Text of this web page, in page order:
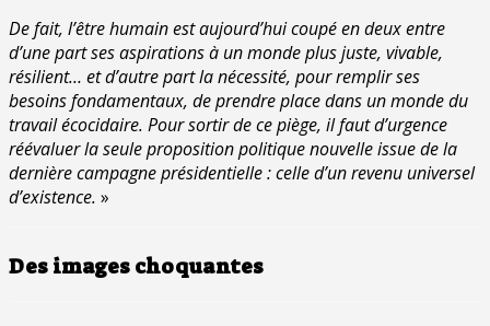
De fait, l’être humain est aujourd’hui coupé en deux entre
d’une part ses aspirations à un monde plus juste, vivable,
résilient… et d’autre part la nécessité, pour remplir ses
besoins fondamentaux, de prendre place dans un monde du
travail écocidaire. Pour sortir de ce piège, il faut d’urgence
réévaluer la seule proposition politique nouvelle issue de la
dernière campagne présidentielle : celle d’un revenu universel
d’existence. »
Des images choquantes